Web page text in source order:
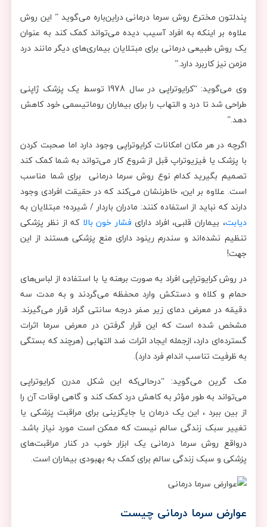
پندلتون مخترع روش سرما درمانی دراین‌باره می‌گوید ” این روش
علاوه بر اینکه به افراد آسیب دیده می‌تواند کمک کند به عنوان
یک روش طبیعی درمانی برای مبتلایان بیماری‌های دیگر مانند درد
مزمن نیز کاربرد دارد.”
وی می‌گوید: “کرایوتراپی در سال 1978 توسط یک پزشک ژاپنی
طراحی شد تا درد و التهاب را برای بیماران روماتیسمی خود کاهش
دهد.”
اگرچه در هر مکان امکانات کرایوتراپی وجود دارد اما صحبت کردن
با پزشک یا فیزیوتراپ قبل از شروع کار می‌تواند به شما کمک کند
تصمیم بگیرید کدام نوع روش سرما درمانی برای شما مناسب
است. علاوه بر این، خاطرنشان می‌کند که در حقیقت افرادی وجود
دارند که نباید از استفاده کنند: مادران باردار / شیرده؛ مبتلایان به
دیابت، بیماران قلبی، افراد دارای فشار خون بالا که از نظر پزشکی
تنظیم نشده‌اند و سندرم رینود دارای منع پزشکی هستند از این
جهت!
در روش کرایوتراپی افراد به صورت برهنه یا با استفاده از لباس‌های
حمام و کلاه و دستکش وارد محفظه می‌گردند و به مدت سه
دقیقه در معرض دمای زیر صفر درجه سانتی گراد قرار می‌گیرند.
مشخص شده است که این قرار گرفتن در معرض سرما اثرات
گسترده‌ای دارد، ازجمله ایجاد اثرات ضد التهابی (هرچند که بستگی
به ظرفیت تناسب اندام فرد دارد).
مک گرین می‌گوید: “درحالی‌که این شکل مدرن کرایوتراپی
می‌تواند به طور مؤثر به کاهش درد کمک کند و گاهی اوقات آن را
از بین ببرد ، این یک درمان یا جایگزینی برای مراقبت پزشکی یا
تغییر سبک زندگی سالم نیست که ممکن است مورد نیاز باشد.
درواقع روش سرما درمانی یک ابزار خوب در کنار مراقبت‌های
پزشکی و سبک زندگی سالم برای کمک به بهبودی بیماران است.
عوارض سرما درمانی چیست